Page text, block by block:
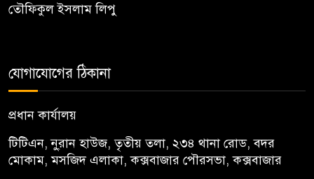
তৌফিকুল ইসলাম লিপু
যোগাযোগের ঠিকানা
প্রধান কার্যালয়
টিটিএন, নু্রান হাউজ, তৃতীয় তলা, ২৩৪ থানা রোড, বদর
মোকাম, মসজিদ এলাকা, কক্সবাজার পৌরসভা, কক্সবাজার